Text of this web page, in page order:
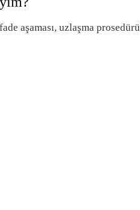
aşaması, uzlaşma prosedürü